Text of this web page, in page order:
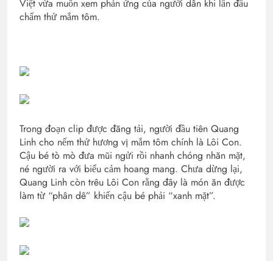
Việt vừa muốn xem phản ứng của người dân khi lần đầu
chấm thử mắm tôm.
Trong đoạn clip được đăng tải, người đầu tiên Quang
Linh cho nếm thử hương vị mắm tôm chính là Lôi Con.
Cậu bé tò mò đưa mũi ngửi rồi nhanh chóng nhăn mặt,
né người ra với biểu cảm hoang mang. Chưa dừng lại,
Quang Linh còn trêu Lôi Con rằng đây là món ăn được
làm từ “phân dê” khiến cậu bé phải “xanh mặt”.